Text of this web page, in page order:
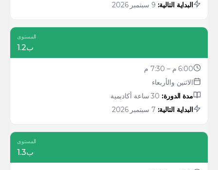
البداية التالية:
المستوى
ب1.2
6:00 م – 7:30 م
الاثنين والأربعاء
مدة الدورة:
البداية التالية:
المستوى
ب1.3